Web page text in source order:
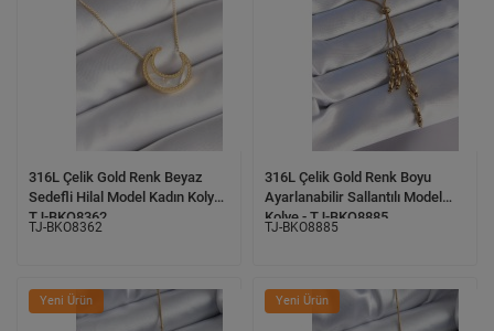
316L Çelik Gold Renk Beyaz
Sedefli Hilal Model Kadın Kolye
TJ-BKO8362
TJ-BKO8362
316L Çelik Gold Renk Boyu
Ayarlanabilir Sallantılı Model
Kolye - TJ-BKO8885
TJ-BKO8885
Yeni Ürün Yeni Ürün